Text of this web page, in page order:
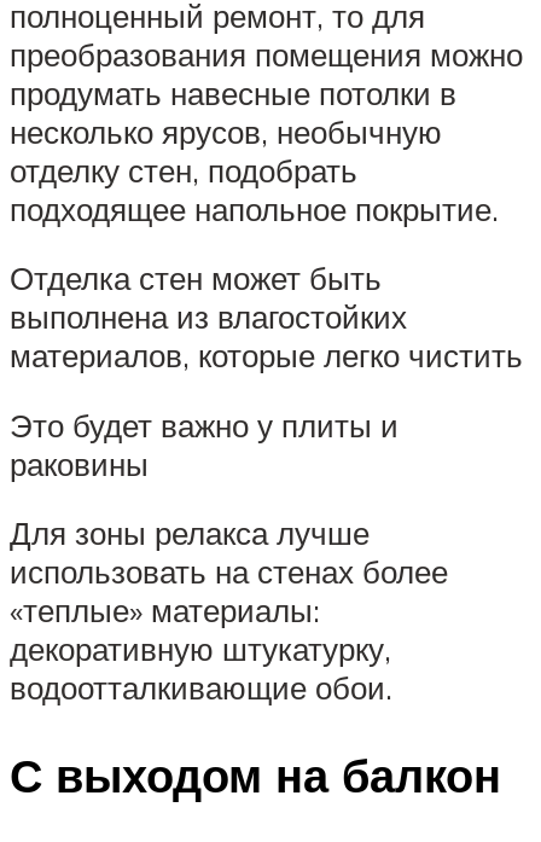
полноценный ремонт, то для
преобразования помещения можно
продумать навесные потолки в
несколько ярусов, необычную
отделку стен, подобрать
подходящее напольное покрытие.
Отделка стен может быть
выполнена из влагостойких
материалов, которые легко чистить
Это будет важно у плиты и
раковины
Для зоны релакса лучше
использовать на стенах более
«теплые» материалы:
декоративную штукатурку,
водоотталкивающие обои.
С выходом на балкон